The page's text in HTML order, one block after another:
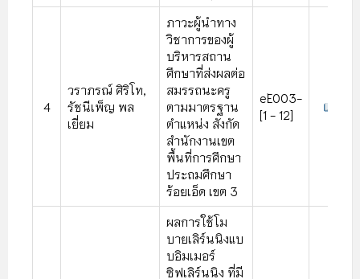
4
วราภรณ์ ศิริโท,
รัชนีเพ็ญ พล
เยี่ยม
ภาวะผู้นําทาง
วิชาการของผู้
บริหารสถาน
ศึกษาที่ส่งผลต่อ
สมรรถนะครู
ตามมาตรฐาน
ตําแหน่ง สังกัด
สํานักงานเขต
พื้นที่การศึกษา
ประถมศึกษา
ร้อยเอ็ด เขต 3
eE003-
[1 - 12]
ผลการใช้โม
บายเลิร์นนิงแบ
บอิมเมอร์
ซิฟเลิร์นนิง ที่มี